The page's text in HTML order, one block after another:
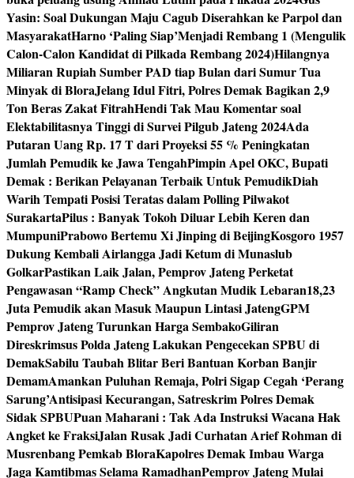
Yasin: Soal Dukungan Maju Cagub Diserahkan ke Parpol dan
MasyarakatHarno ‘Paling Siap’Menjadi Rembang 1 (Mengulik
Calon-Calon Kandidat di Pilkada Rembang 2024)Hilangnya
Miliaran Rupiah Sumber PAD tiap Bulan dari Sumur Tua
Minyak di BloraJelang Idul Fitri, Polres Demak Bagikan 2,9
Ton Beras Zakat FitrahHendi Tak Mau Komentar soal
Elektabilitasnya Tinggi di Survei Pilgub Jateng 2024Ada
Putaran Uang Rp. 17 T dari Proyeksi 55 % Peningkatan
Jumlah Pemudik ke Jawa TengahPimpin Apel OKC, Bupati
Demak : Berikan Pelayanan Terbaik Untuk PemudikDiah
Warih Tempati Posisi Teratas dalam Polling Pilwakot
SurakartaPilus : Banyak Tokoh Diluar Lebih Keren dan
MumpuniPrabowo Bertemu Xi Jinping di BeijingKosgoro 1957
Dukung Kembali Airlangga Jadi Ketum di Munaslub
GolkarPastikan Laik Jalan, Pemprov Jateng Perketat
Pengawasan “Ramp Check” Angkutan Mudik Lebaran18,23
Juta Pemudik akan Masuk Maupun Lintasi JatengGPM
Pemprov Jateng Turunkan Harga SembakoGiliran
Direskrimsus Polda Jateng Lakukan Pengecekan SPBU di
DemakSabilu Taubah Blitar Beri Bantuan Korban Banjir
DemamAmankan Puluhan Remaja, Polri Sigap Cegah ‘Perang
Sarung’Antisipasi Kecurangan, Satreskrim Polres Demak
Sidak SPBUPuan Maharani : Tak Ada Instruksi Wacana Hak
Angket ke FraksiJalan Rusak Jadi Curhatan Arief Rohman di
Musrenbang Pemkab BloraKapolres Demak Imbau Warga
Jaga Kamtibmas Selama RamadhanPemprov Jateng Mulai